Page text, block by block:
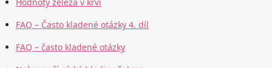
Hodnoty železa v krvi
FAQ – Často kladené otázky 4. díl
FAQ – často kladené otázky